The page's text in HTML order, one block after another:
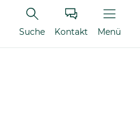
Suche Kontakt Menü